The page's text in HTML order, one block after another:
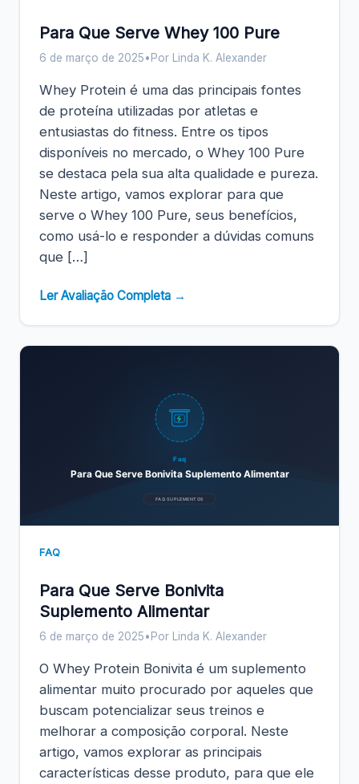
Para Que Serve Whey 100 Pure
6 de março de 2025• Por Linda K. Alexander
Whey Protein é uma das principais fontes
de proteína utilizadas por atletas e
entusiastas do fitness. Entre os tipos
disponíveis no mercado, o Whey 100 Pure
se destaca pela sua alta qualidade e pureza.
Neste artigo, vamos explorar para que
serve o Whey 100 Pure, seus benefícios,
como usá-lo e responder a dúvidas comuns
que […]
Ler Avaliação Completa →
Faq
Para Que Serve Bonivita Suplemento Alimentar
FAQ SUPLEMENTOS
FAQ
Para Que Serve Bonivita
Suplemento Alimentar
6 de março de 2025• Por Linda K. Alexander
O Whey Protein Bonivita é um suplemento
alimentar muito procurado por aqueles que
buscam potencializar seus treinos e
melhorar a composição corporal. Neste
artigo, vamos explorar as principais
características desse produto, para que ele